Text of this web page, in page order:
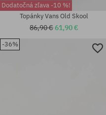
Dodatočná zľava -10 %!
Topánky Vans Old Skool
86,90 €61,90 €
-36%